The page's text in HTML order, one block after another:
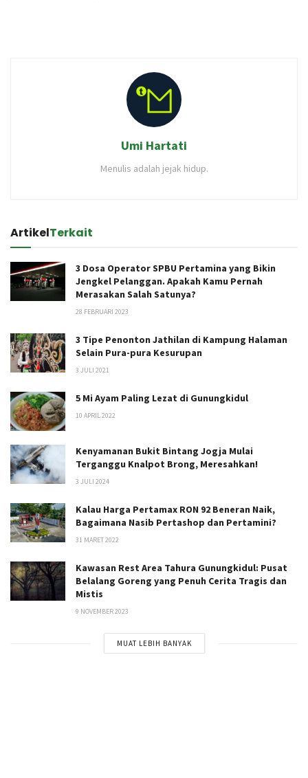
Umi Hartati
Menulis adalah jejak hidup.
ArtikelTerkait
3 Dosa Operator SPBU Pertamina yang Bikin
Jengkel Pelanggan. Apakah Kamu Pernah
Merasakan Salah Satunya?
28 FEBRUARI 2023
3 Tipe Penonton Jathilan di Kampung Halaman
Selain Pura-pura Kesurupan
3 JULI 2021
5 Mi Ayam Paling Lezat di Gunungkidul
10 APRIL 2022
Kenyamanan Bukit Bintang Jogja Mulai
Terganggu Knalpot Brong, Meresahkan!
3 JULI 2024
Kalau Harga Pertamax RON 92 Beneran Naik,
Bagaimana Nasib Pertashop dan Pertamini?
31 MARET 2022
Kawasan Rest Area Tahura Gunungkidul: Pusat
Belalang Goreng yang Penuh Cerita Tragis dan
Mistis
9 NOVEMBER 2023
MUAT LEBIH BANYAK